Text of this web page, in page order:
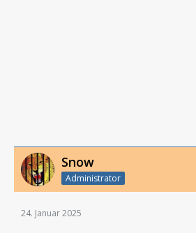
Snow
Administrator
24. Januar 2025